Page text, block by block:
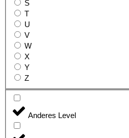
S
T
U
V
W
X
Y
Z
Anderes Level